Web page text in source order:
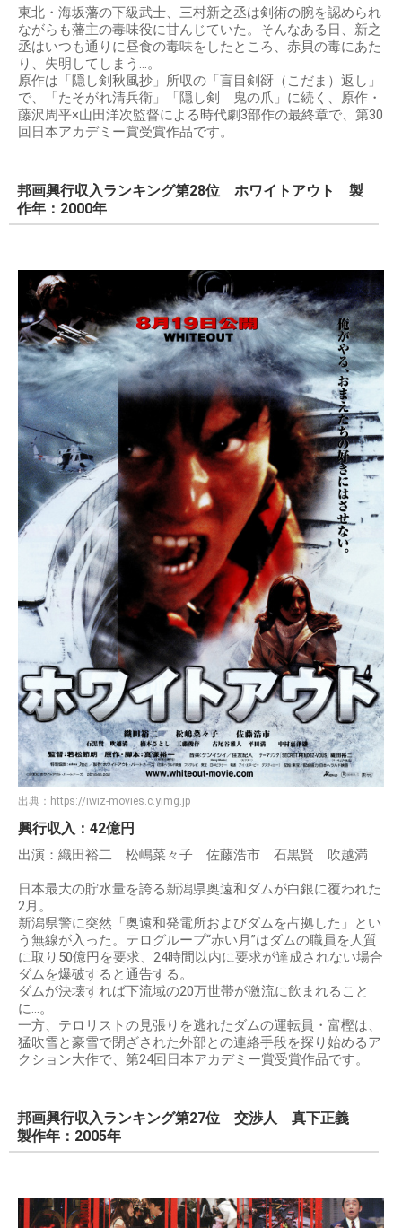
東北・海坂藩の下級武士、三村新之丞は剣術の腕を認められ
ながらも藩主の毒味役に甘んじていた。そんなある日、新之
丞はいつも通りに昼食の毒味をしたところ、赤貝の毒にあた
り、失明してしまう…。
原作は「隠し剣秋風抄」所収の「盲目剣谺（こだま）返し」
で、「たそがれ清兵衛」「隠し剣 鬼の爪」に続く、原作・
藤沢周平×山田洋次監督による時代劇3部作の最終章で、第30
回日本アカデミー賞受賞作品です。
邦画興行収入ランキング第28位 ホワイトアウト 製
作年：2000年
出典： https://iwiz-movies.c.yimg.jp
興行収入：42億円
出演：織田裕二 松嶋菜々子 佐藤浩市 石黒賢 吹越満
日本最大の貯水量を誇る新潟県奥遠和ダムが白銀に覆われた
2月。
新潟県警に突然「奥遠和発電所およびダムを占拠した」とい
う無線が入った。テログループ“赤い月”はダムの職員を人質
に取り50億円を要求、24時間以内に要求が達成されない場合
ダムを爆破すると通告する。
ダムが決壊すれば下流域の20万世帯が激流に飲まれること
に…。
一方、テロリストの見張りを逃れたダムの運転員・富樫は、
猛吹雪と豪雪で閉ざされた外部との連絡手段を探り始めるア
クション大作で、第24回日本アカデミー賞受賞作品です。
邦画興行収入ランキング第27位 交渉人 真下正義
製作年：2005年